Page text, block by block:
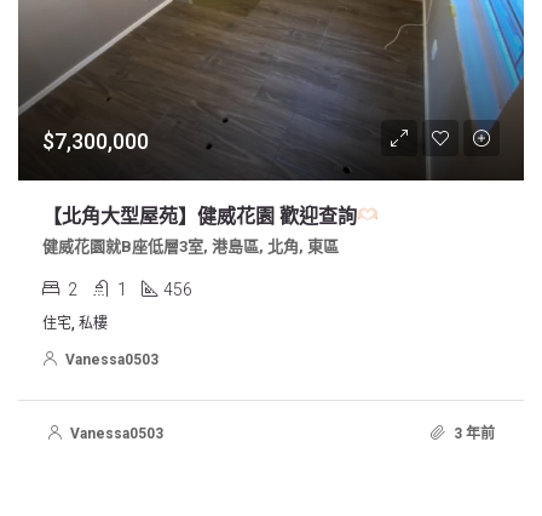
$7,300,000
【北角大型屋苑】健威花園 歡迎查詢
健威花園就B座低層3室, 港島區, 北角, 東區
2 1 456
住宅, 私樓
Vanessa0503
Vanessa0503 3 年前